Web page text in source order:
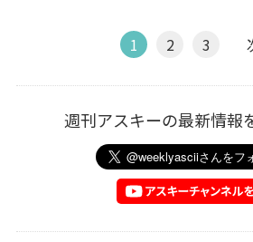
1 2 3
週刊アスキーの最新情報